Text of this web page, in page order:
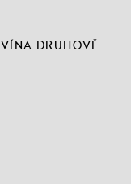
VÍNA DRUHOVĚ